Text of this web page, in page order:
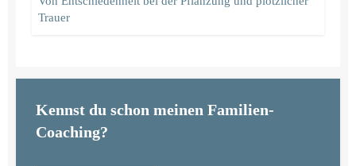
Trauer
Kennst du schon meinen Familien-
Coaching?